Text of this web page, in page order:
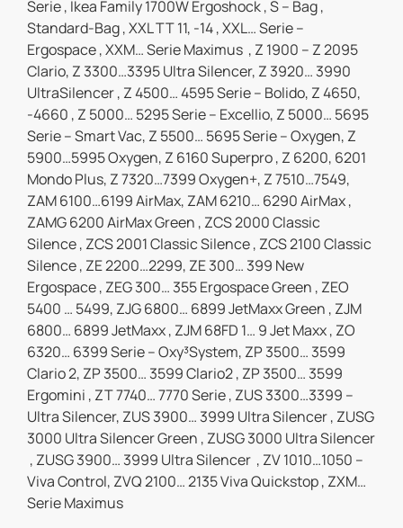
Serie , Ikea Family 1700W Ergoshock , S – Bag ,
Standard-Bag , XXL TT 11, -14 , XXL… Serie –
Ergospace , XXM… Serie Maximus , Z 1900 – Z 2095
Clario, Z 3300…3395 Ultra Silencer, Z 3920… 3990
UltraSilencer , Z 4500… 4595 Serie – Bolido, Z 4650,
-4660 , Z 5000… 5295 Serie – Excellio, Z 5000… 5695
Serie – Smart Vac, Z 5500… 5695 Serie – Oxygen, Z
5900…5995 Oxygen, Z 6160 Superpro , Z 6200, 6201
Mondo Plus, Z 7320…7399 Oxygen+, Z 7510…7549,
ZAM 6100…6199 AirMax, ZAM 6210… 6290 AirMax ,
ZAMG 6200 AirMax Green , ZCS 2000 Classic
Silence , ZCS 2001 Classic Silence , ZCS 2100 Classic
Silence , ZE 2200…2299, ZE 300… 399 New
Ergospace , ZEG 300… 355 Ergospace Green , ZEO
5400 … 5499, ZJG 6800… 6899 JetMaxx Green , ZJM
6800… 6899 JetMaxx , ZJM 68FD 1… 9 Jet Maxx , ZO
6320… 6399 Serie – Oxy³System, ZP 3500… 3599
Clario 2, ZP 3500… 3599 Clario2 , ZP 3500… 3599
Ergomini , ZT 7740… 7770 Serie , ZUS 3300…3399 –
Ultra Silencer, ZUS 3900… 3999 Ultra Silencer , ZUSG
3000 Ultra Silencer Green , ZUSG 3000 Ultra Silencer
, ZUSG 3900… 3999 Ultra Silencer , ZV 1010…1050 –
Viva Control, ZVQ 2100… 2135 Viva Quickstop , ZXM…
Serie Maximus